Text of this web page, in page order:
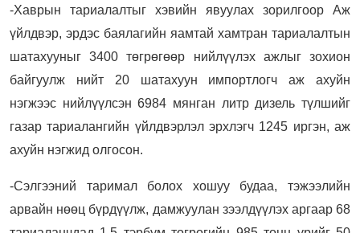
-Хаврын тариалалтыг хэвийн явуулах зорилгоор Аж
үйлдвэр, эрдэс баялагийн яамтай хамтран тариалалтын
шатахууныг 3400 төгрөгөөр нийлүүлэх ажлыг зохион
байгуулж нийт 20 шатахуун импортлогч аж ахуйн
нэгжээс нийлүүлсэн 6984 мянган литр дизель түлшийг
газар тариалангийн үйлдвэрлэл эрхлэгч 1245 иргэн, аж
ахуйн нэгжид олгосон.
-Сэлгээний таримал болох хошуу будаа, тэжээлийн
арвайн нөөц бүрдүүлж, дамжуулан зээлдүүлэх аргаар 68